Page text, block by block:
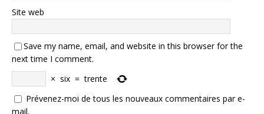
Site web
Save my name, email, and website in this browser for the
next time I comment.
× six = trente
Prévenez-moi de tous les nouveaux commentaires par e-
mail.